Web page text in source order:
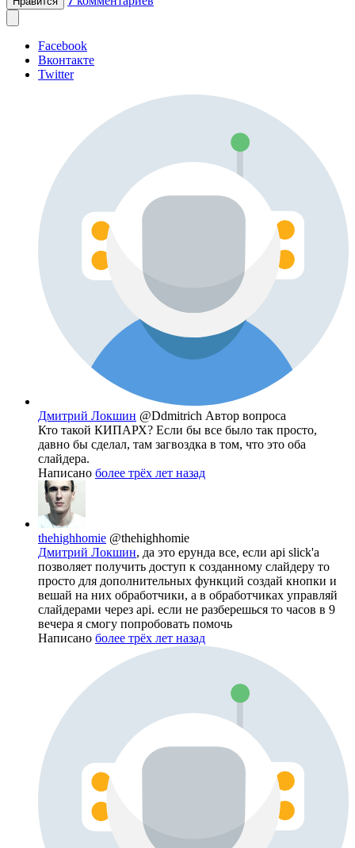
Facebook
Вконтакте
Twitter
Дмитрий Локшин @Ddmitrich Автор вопроса
Кто такой КИПАРХ? Если бы все было так просто,
давно бы сделал, там загвоздка в том, что это оба
слайдера.
Написано более трёх лет назад
thehighhomie @thehighhomie
Дмитрий Локшин, да это ерунда все, если api slick'a
позволяет получить доступ к созданному слайдеру то
просто для дополнительных функций создай кнопки и
вешай на них обработчики, а в обработчиках управляй
слайдерами через api. если не разберешься то часов в 9
вечера я смогу попробовать помочь
Написано более трёх лет назад